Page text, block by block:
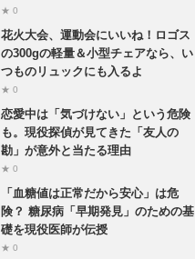
★ 0
花火大会、運動会にいいね！ロゴス
の300gの軽量＆小型チェアなら、い
つものリュックにも入るよ
★ 0
恋愛中は「気づけない」という危険
も。現役探偵が見てきた「友人の
勘」が意外と当たる理由
★ 0
「血糖値は正常だから安心」は危
険？ 糖尿病「早期発見」のための基
礎を現役医師が伝授
★ 0